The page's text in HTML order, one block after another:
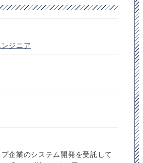
ジニア
企業のシステム開発を受託して